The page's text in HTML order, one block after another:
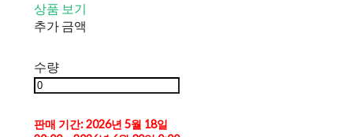
상품 보기
추가 금액
수량
판매 기간: 2026년 5월 18일